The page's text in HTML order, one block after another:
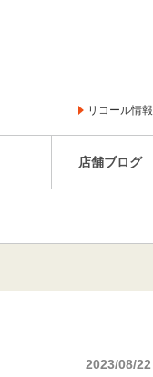
リコール情報
店舗ブログ
2023/08/22